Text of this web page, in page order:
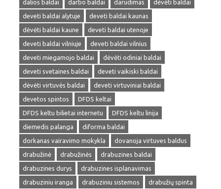
dalios baldai
darbo baldai darudimas
dėvėti baldai
deveti baldai alytuje
deveti baldai kaunas
dėvėti baldai kaune
deveti baldai utenoje
deveti baldai vilniuje
deveti baldai vilnius
deveti miegamojo baldai
dėvėti odiniai baldai
deveti svetaines baldai
deveti vaikiski baldai
dėvėti virtuvės baldai
deveti virtuviniai baldai
devetos spintos
DFDS keltai
DFDS keltu bilietai internetu
DFDS keltu linija
diemedis palanga
diforma baldai
dorkanas vairavimo mokykla
dovanoja virtuves baldus
drabužinė
drabužinės
drabuzines baldai
drabuzines durys
drabuzines isplanavimas
drabuziniu iranga
drabuziniu sistemos
drabužių spinta